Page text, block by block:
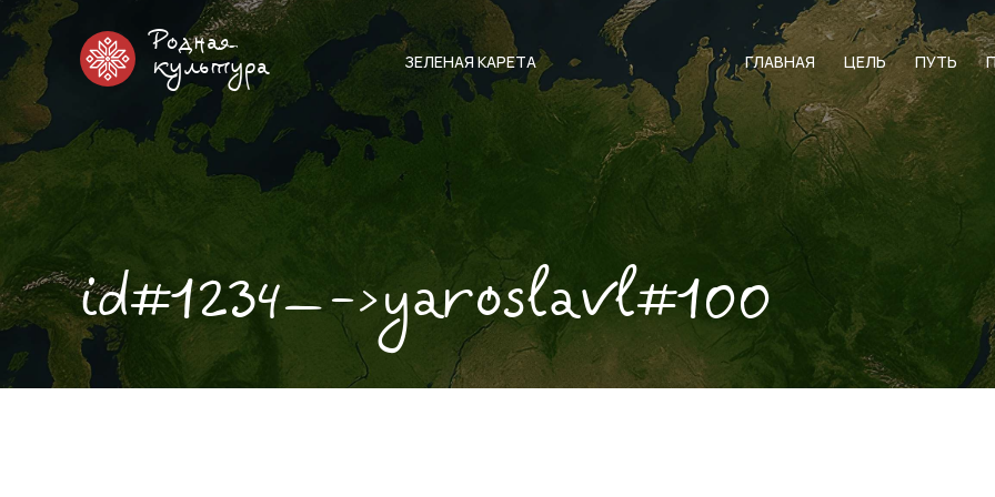
Родная
культура
ЗЕЛЕНАЯ КАРЕТА ГЛАВНАЯ ЦЕЛЬ ПУТЬ
id#1234—->yaroslavl#100